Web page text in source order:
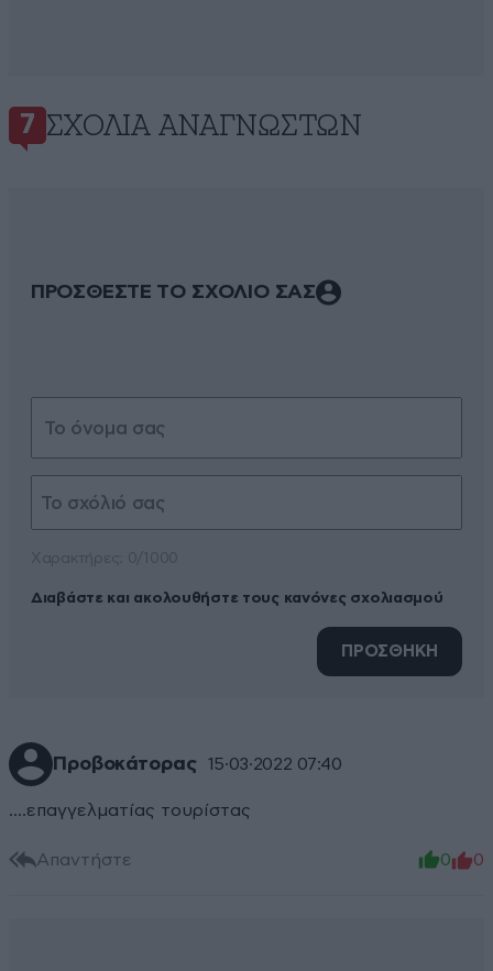
7 ΣΧΌΛΙΑ ΑΝΑΓΝΩΣΤΏΝ
ΠΡΟΣΘΕΣΤΕ ΤΟ ΣΧΟΛΙΟ ΣΑΣ
Διαβάστε και ακολουθήστε τους κανόνες σχολιασμού
ΠΡΟΣΘΗΚΗ
Προβοκάτορας 15·03·2022 07:40
....επαγγελματίας τουρίστας
Απαντήστε 0 0